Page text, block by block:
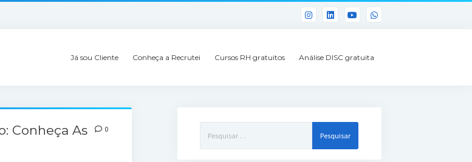
Já sou Cliente Conheça a Recrutei Cursos RH gratuitos Análise DISC gratuita
Conheça As
0
por: